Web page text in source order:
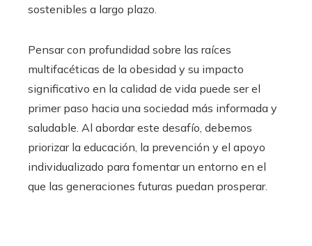
sostenibles a largo plazo.
Pensar con profundidad sobre las raíces
multifacéticas de la obesidad y su impacto
significativo en la calidad de vida puede ser el
primer paso hacia una sociedad más informada y
saludable. Al abordar este desafío, debemos
priorizar la educación, la prevención y el apoyo
individualizado para fomentar un entorno en el
que las generaciones futuras puedan prosperar.